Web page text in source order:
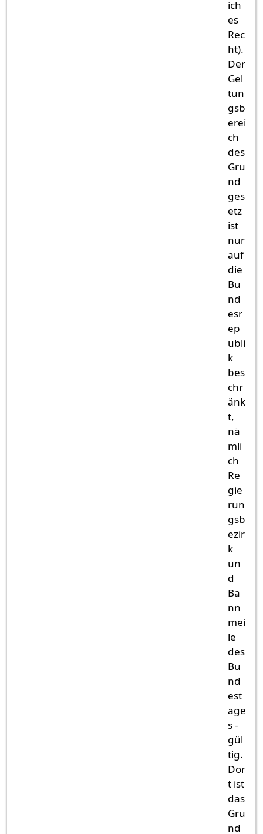
ich
es
Rec
ht).
Der
Gel
tun
gsb
erei
ch
des
Gru
nd
ges
etz
ist
nur
auf
die
Bu
nd
esr
ep
ubli
k
bes
chr
änk
t,
nä
mli
ch
Re
gie
run
gsb
ezir
k
un
d
Ba
nn
mei
le
des
Bu
nd
est
age
s -
gül
tig.
Dor
t ist
das
Gru
nd